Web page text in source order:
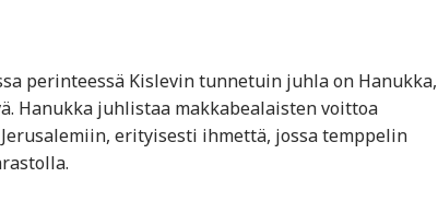
perinteessä Kislevin tunnetuin juhla on Hanukka,
Hanukka juhlistaa makkabealaisten voittoa
erityisesti ihmettä, jossa temppelin